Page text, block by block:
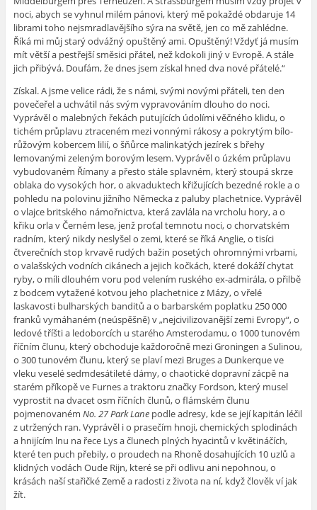
noci, abych se vyhnul milém pánovi, který mě pokaždé obdaruje 14
librami toho nejsmradlavějšího sýra na světě, jen co mě zahlédne.
Říká mi můjstarýodvážný opuštěný ami. Opuštěný! Vždyť já musím
mít větší a pestřejší směsici přátel, než kdokoli jiný v Evropě. A stále
jich přibývá. Doufám, že dnes jsem získal hned dva nové přátelé.“
Získal. A jsme velice rádi, že s námi, svými novými přáteli, ten den
povečeřel a uchvátil nás svým vypravováním dlouho do noci.
Vyprávěl o malebných řekách putujících údolími věčného klidu, o
tichém průplavu ztraceném mezi vonnými rákosy a pokrytým bílo-
růžovým kobercem lilií, o šňůrce malinkatých jezírek s břehy
lemovanými zeleným borovým lesem. Vyprávěl o úzkém průplavu
vybudovaném Římany a přesto stále splavném, který stoupá skrze
oblaka do vysokých hor, o akvaduktech křižujících bezedné rokle a o
pohledu na polovinu jižního Německa z paluby plachetnice. Vyprávěl
o vlajce britského námořnictva, která zavlála na vrcholu hory, a o
křiku orla v Černém lese, jenž proťal temnotu noci, o chorvatském
radním, který nikdy neslyšel o zemi, které se říká Anglie, o tisíci
čtverečních stop krvavě rudých bažin posetých ohromnými vrbami,
o valašských vodních cikánech a jejich kočkách, které dokáží chytat
ryby, o míli dlouhém voru pod velením ruského ex-admirála, o přilbě
z bodcem vytažené kotvou jeho plachetnice z Mázy, o vřelé
laskavosti bulharských banditů a o barbarském poplatku 250 000
franků vymáhaném (neúspěšně) v „nejcivilizovanější zemi Evropy“, o
ledové tříšti a ledoborcích u starého Amsterodamu, o 1000 tunovém
říčním člunu, který obchoduje každoročně mezi Groningen a Sulinou,
o 300 tunovém člunu, který se plaví mezi Bruges a Dunkerque ve
vleku veselé sedmdesátileté dámy, o chaotické dopravní zácpě na
starém příkopě ve Furnes a traktoru značky Fordson, který musel
vyprostit na dvacet osm říčních člunů, o flámském člunu
pojmenovaném No. 27 Park Lanepodle adresy, kde se její kapitán léčil
z utržených ran. Vyprávěl i o prasečím hnoji, chemických splodinách
a hnijícím lnu na řece Lys a člunech plných hyacintů v květináčích,
které ten puch přebily, o proudech na Rhoně dosahujících 10 uzlů a
klidných vodách Oude Rijn, které se při odlivu ani nepohnou, o
krásách naší stařičké Země a radosti z života na ní, když člověk ví jak
žít.